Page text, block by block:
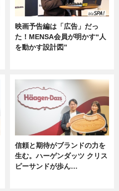
映画予告編は「広告」だっ
た！MENSA会員が明かす“人
を動かす設計図”
信頼と期待がブランドの力を
生む。ハーゲンダッツ クリス
ピーサンドが歩ん…